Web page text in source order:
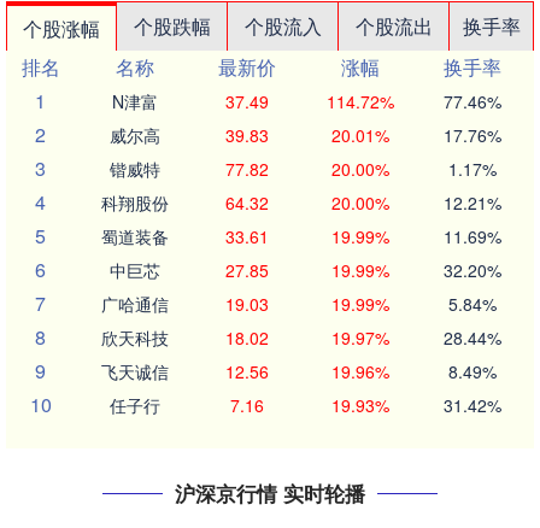
个股涨幅 个股跌幅 个股流入 个股流出
换手率
排名
名称 最新价 涨幅
换手率
1
N津富 37.49 114.72% 77.46%
2 威尔高 39.83 20.01% 17.76%
3 锴威特 77.82 20.00% 1.17%
4 科翔股份 64.32 20.00% 12.21%
5 蜀道装备 33.61 19.99% 11.69%
6 中巨芯 27.85 19.99% 32.20%
7 广哈通信 19.03 19.99% 5.84%
8 欣天科技 18.02 19.97% 28.44%
9 飞天诚信 12.56 19.96% 8.49%
10 任子行 7.16 19.93% 31.42%
沪深京行情 实时轮播